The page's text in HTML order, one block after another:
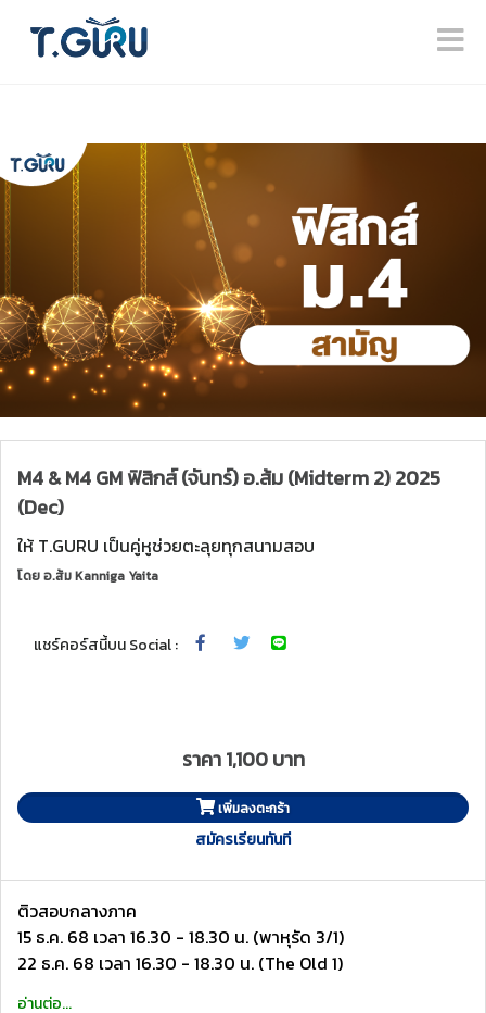
M4 & M4 GM ฟิสิกส์ (จันทร์) อ.ส้ม (Midterm 2) 2025
(Dec)
ให้ T.GURU เป็นคู่หูช่วยตะลุยทุกสนามสอบ
โดยอ.ส้ม Kanniga Yaita
แชร์คอร์สนี้บน Social :
ราคา 1,100 บาท
เพิ่มลงตะกร้า
สมัครเรียนทันที
ติวสอบกลางภาค
15 ธ.ค. 68 เวลา 16.30 - 18.30 น. (พาหุรัด 3/1)
22 ธ.ค. 68 เวลา 16.30 - 18.30 น. (The Old 1)
อ่านต่อ...